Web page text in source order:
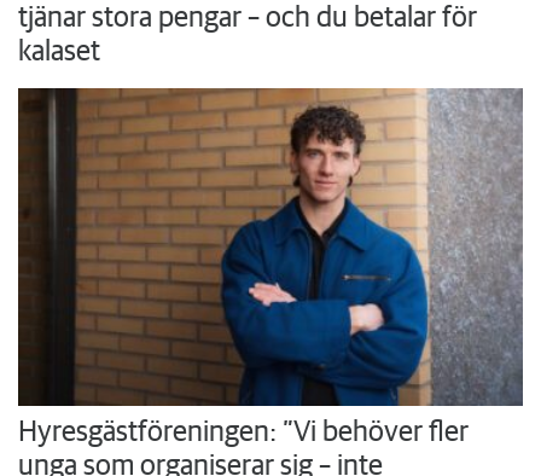
tjänar stora pengar – och du betalar för
kalaset
Hyresgästföreningen: ”Vi behöver fler
unga som organiserar sig – inte